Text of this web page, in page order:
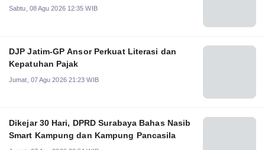
Sabtu, 08 Agu 2026 12:35 WIB
DJP Jatim-GP Ansor Perkuat Literasi dan
Kepatuhan Pajak
Jumat, 07 Agu 2026 21:23 WIB
Dikejar 30 Hari, DPRD Surabaya Bahas Nasib
Smart Kampung dan Kampung Pancasila